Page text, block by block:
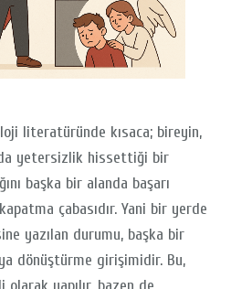
literatüründe kısaca; bireyin,
yetersizlik hissettiği bir
başka bir alanda başarı
çabasıdır. Yani bir yerde
yazılan durumu, başka bir
dönüştürme girişimidir. Bu,